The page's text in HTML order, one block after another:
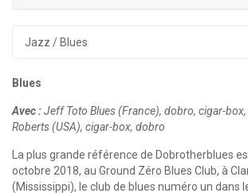
Jazz / Blues
Blues
Avec :Jeff Toto Blues (France), dobro, cigar-
Roberts (USA), cigar-box, dobro
La plus grande référence de Dobrotherblues
octobre 2018, au Ground Zéro Blues Club, à
(Mississippi), le club de blues numéro un dans